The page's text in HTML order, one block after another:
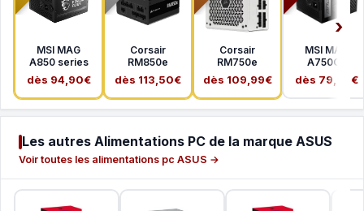
MSI MAG
A850 series
dès 94,90€
Corsair
RM850e
dès 113,50€
Corsair
RM750e
dès 109,99€
MSI MAG
A750GL
dès 79,99€
Les autres Alimentations PC de la marque ASUS
Voir toutes les alimentations pc ASUS →